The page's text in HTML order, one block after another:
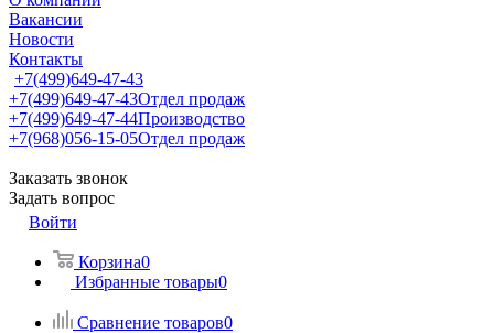
Вакансии
Новости
Контакты
+7(499)649-47-43
+7(499)649-47-43Отдел продаж
+7(499)649-47-44Производство
+7(968)056-15-05Отдел продаж
Заказать звонок
Задать вопрос
Войти
Корзина0
Избранные товары0
Сравнение товаров0